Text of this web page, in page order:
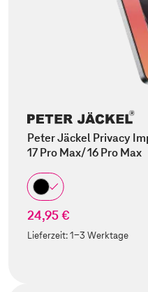
Peter Jäckel Privacy
17 Pro Max/ 16 Pro Max
24,95 €
Lieferzeit:1-3 Werktage